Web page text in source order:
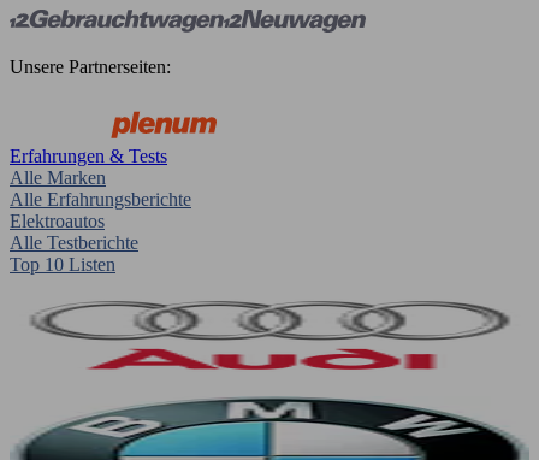
Unsere Partnerseiten:
Erfahrungen & Tests
Alle Marken
Alle Erfahrungsberichte
Elektroautos
Alle Testberichte
Top 10 Listen